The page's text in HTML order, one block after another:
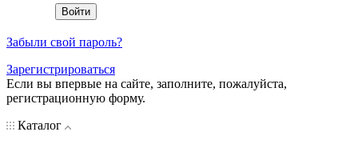
Забыли свой пароль?
Зарегистрироваться
Если вы впервые на сайте, заполните, пожалуйста,
регистрационную форму.
Каталог